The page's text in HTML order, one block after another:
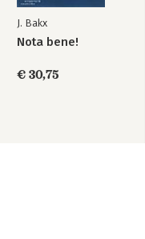
J. Bakx
Nota bene!
€ 30,75